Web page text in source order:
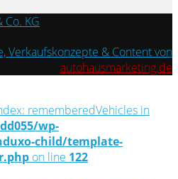
Verkaufskonzepte & Content von
autohausmarketing.de
rememberedVehicles in
wp-
child/template-
on line 122